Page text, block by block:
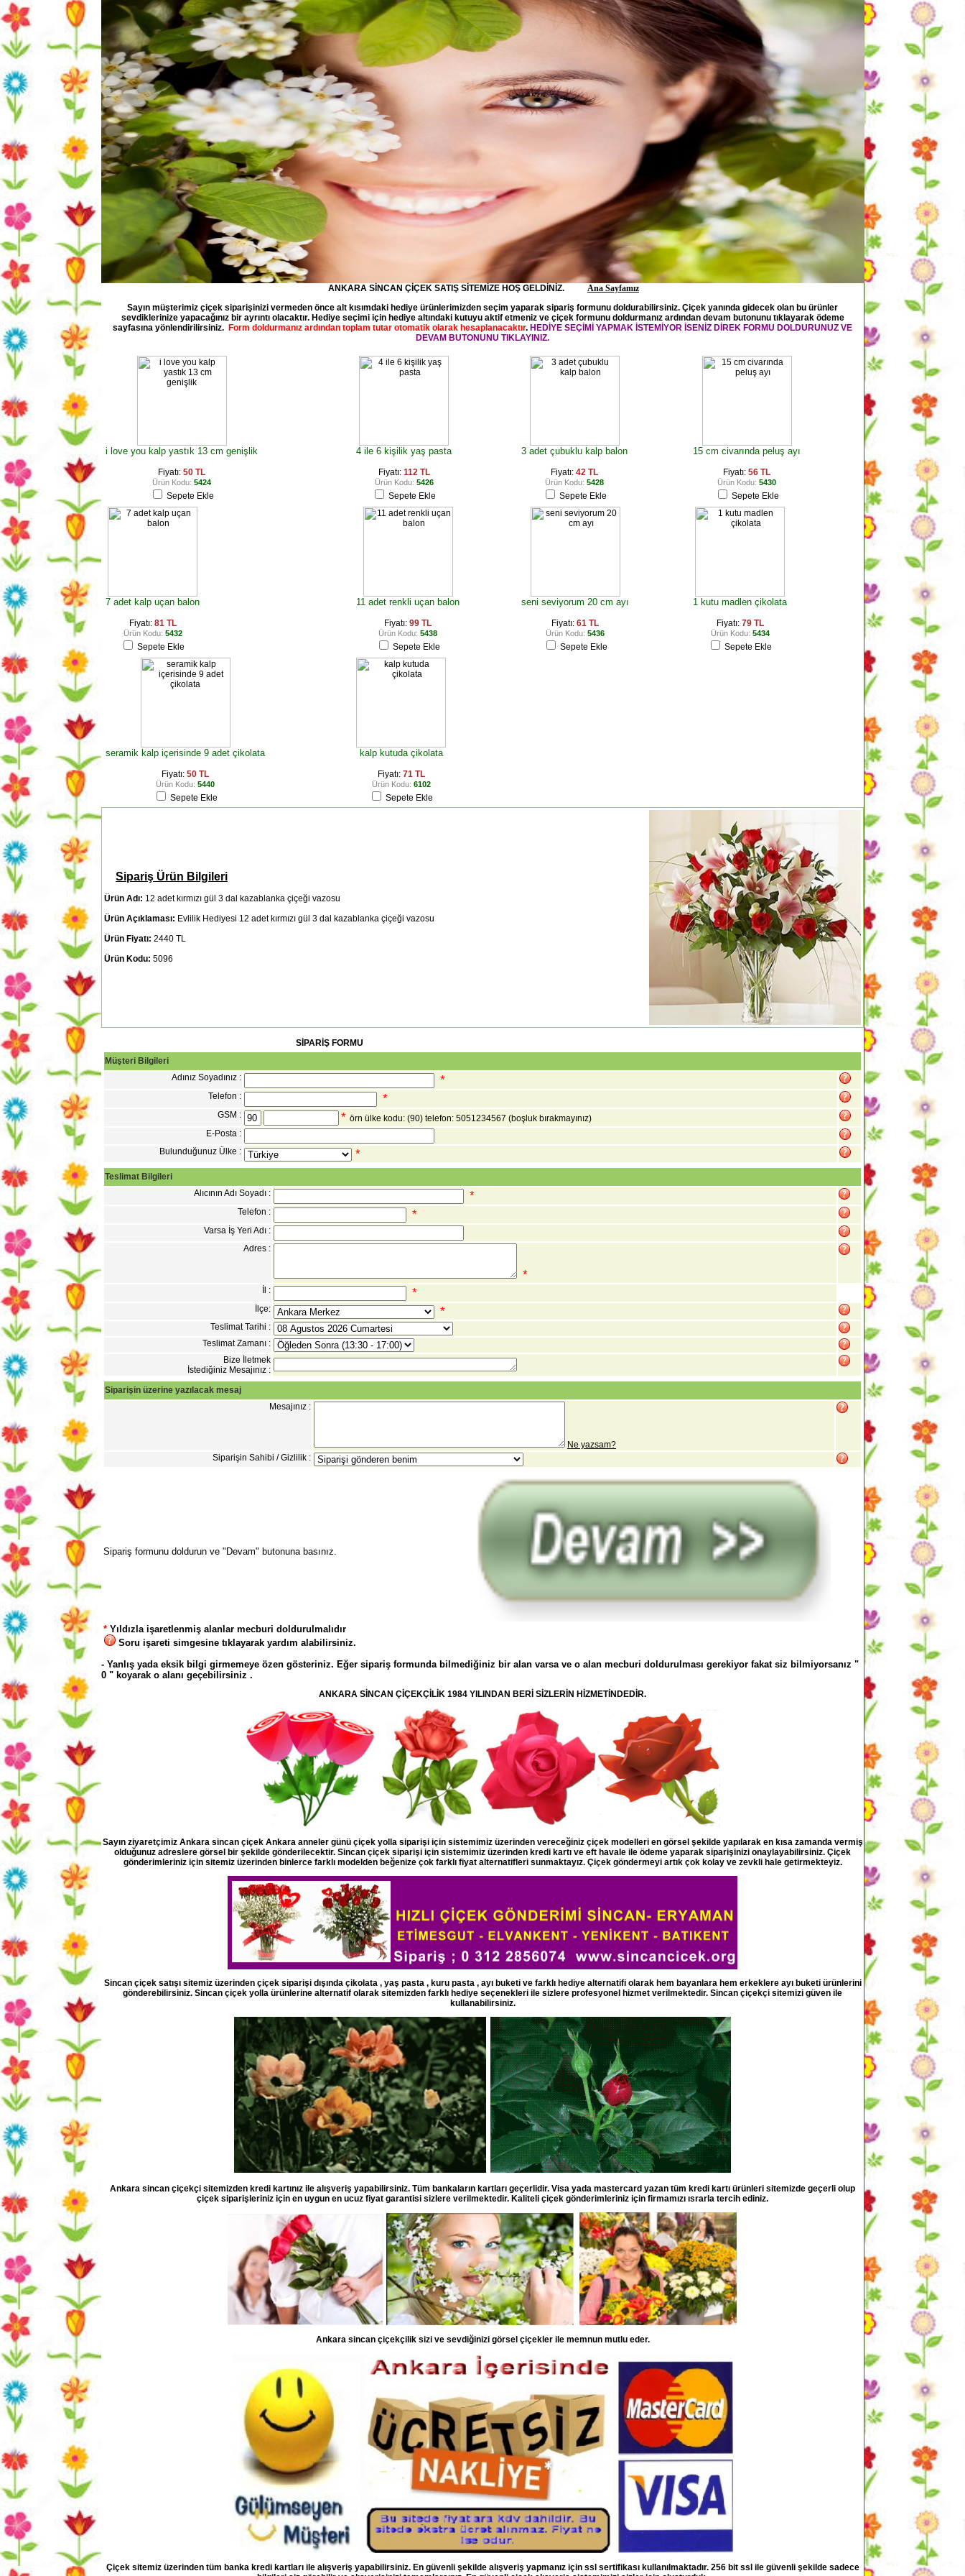
ANKARA SİNCAN ÇİÇEK SATIŞ SİTEMİZE HOŞ GELDİNİZ.
Ana Sayfamız
Sayın müşterimiz çiçek siparişinizi vermeden önce alt kısımdaki hediye ürünlerimizden seçim yaparak sipariş formunu doldurabilirsiniz. Çiçek yanında gidecek olan bu ürünler
sevdiklerinize yapacağınız bir ayrıntı olacaktır. Hediye seçimi için hediye altındaki kutuyu aktif etmeniz ve çiçek formunu doldurmanız ardından devam butonunu tıklayarak ödeme
sayfasına yönlendirilirsiniz. Form doldurmanız ardından toplam tutar otomatik olarak hesaplanacaktır. HEDİYE SEÇİMİ YAPMAK İSTEMİYOR İSENİZ DİREK FORMU DOLDURUNUZ VE
DEVAM BUTONUNU TIKLAYINIZ.
i love you kalp yastık 13 cm genişlik
Fiyatı: 50 TL
Ürün Kodu: 5424
Sepete Ekle
4 ile 6 kişilik yaş pasta
Fiyatı: 112 TL
Ürün Kodu: 5426
Sepete Ekle
3 adet çubuklu kalp balon
Fiyatı: 42 TL
Ürün Kodu: 5428
Sepete Ekle
15 cm civarında peluş ayı
Fiyatı: 56 TL
Ürün Kodu: 5430
Sepete Ekle
7 adet kalp uçan balon
Fiyatı: 81 TL
Ürün Kodu: 5432
Sepete Ekle
11 adet renkli uçan balon
Fiyatı: 99 TL
Ürün Kodu: 5438
Sepete Ekle
seni seviyorum 20 cm ayı
Fiyatı: 61 TL
Ürün Kodu: 5436
Sepete Ekle
1 kutu madlen çikolata
Fiyatı: 79 TL
Ürün Kodu: 5434
Sepete Ekle
seramik kalp içerisinde 9 adet çikolata
Fiyatı: 50 TL
Ürün Kodu: 5440
Sepete Ekle
kalp kutuda çikolata
Fiyatı: 71 TL
Ürün Kodu: 6102
Sepete Ekle
Sipariş Ürün Bilgileri
Ürün Adı: 12 adet kırmızı gül 3 dal kazablanka çiçeği vazosu
Ürün Açıklaması: Evlilik Hediyesi 12 adet kırmızı gül 3 dal kazablanka çiçeği vazosu
Ürün Fiyatı: 2440 TL
Ürün Kodu: 5096
SİPARİŞ FORMU
Müşteri Bilgileri
Adınız Soyadınız :
*
Telefon : *
GSM : * örn ülke kodu: (90) telefon: 5051234567 (boşluk bırakmayınız)
E-Posta :
Bulunduğunuz Ülke :
*
Teslimat Bilgileri
Alıcının Adı Soyadı :
*
Telefon : *
Varsa İş Yeri Adı :
Adres :
*
İl : *
İlçe: *
Teslimat Tarihi :
Teslimat Zamanı :
Bize İletmek
İstediğiniz Mesajınız :
Siparişin üzerine yazılacak mesaj
Mesajınız :
Ne yazsam?
Siparişin Sahibi / Gizlilik :
Sipariş formunu doldurun ve "Devam" butonuna basınız.
* Yıldızla işaretlenmiş alanlar mecburi doldurulmalıdır
Soru işareti simgesine tıklayarak yardım alabilirsiniz.
- Yanlış yada eksik bilgi girmemeye özen gösteriniz. Eğer sipariş formunda bilmediğiniz bir alan varsa ve o alan mecburi doldurulması gerekiyor fakat siz bilmiyorsanız "
0 " koyarak o alanı geçebilirsiniz .
ANKARA SİNCAN ÇİÇEKÇİLİK 1984 YILINDAN BERİ SİZLERİN HİZMETİNDEDİR.
Sayın ziyaretçimiz Ankara sincan çiçek Ankara anneler günü çiçek yolla siparişi için sistemimiz üzerinden vereceğiniz çiçek modelleri en görsel şekilde yapılarak en kısa zamanda vermiş
olduğunuz adreslere görsel bir şekilde gönderilecektir. Sincan çiçek siparişi için sistemimiz üzerinden kredi kartı ve eft havale ile ödeme yaparak siparişinizi onaylayabilirsiniz. Çiçek
gönderimleriniz için sitemiz üzerinden binlerce farklı modelden beğenize çok farklı fiyat alternatifleri sunmaktayız. Çiçek göndermeyi artık çok kolay ve zevkli hale getirmekteyiz.
Sincan çiçek satışı sitemiz üzerinden çiçek siparişi dışında çikolata , yaş pasta , kuru pasta , ayı buketi ve farklı hediye alternatifi olarak hem bayanlara hem erkeklere ayı buketi ürünlerini
gönderebilirsiniz. Sincan çiçek yolla ürünlerine alternatif olarak sitemizden farklı hediye seçenekleri ile sizlere profesyonel hizmet verilmektedir. Sincan çiçekçi sitemizi güven ile
kullanabilirsiniz.
Ankara sincan çiçekçi sitemizden kredi kartınız ile alışveriş yapabilirsiniz. Tüm bankaların kartları geçerlidir. Visa yada mastercard yazan tüm kredi kartı ürünleri sitemizde geçerli olup
çiçek siparişleriniz için en uygun en ucuz fiyat garantisi sizlere verilmektedir. Kaliteli çiçek gönderimleriniz için firmamızı ısrarla tercih ediniz.
Ankara sincan çiçekçilik sizi ve sevdiğinizi görsel çiçekler ile memnun mutlu eder.
Çiçek sitemiz üzerinden tüm banka kredi kartları ile alışveriş yapabilirsiniz. En güvenli şekilde alışveriş yapmanız için ssl sertifikası kullanılmaktadır. 256 bit ssl ile güvenli şekilde sadece